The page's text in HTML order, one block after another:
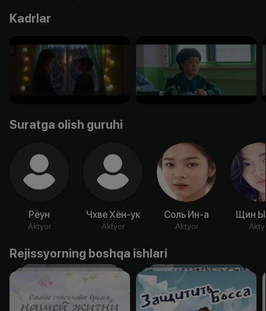
Kadrlar
Suratga olish guruhi
Рёун
Aktyor
Чхве Хён-ук
Aktyor
Соль Ин-а
Aktyor
Щин
Rejissyorning boshqa ishlari